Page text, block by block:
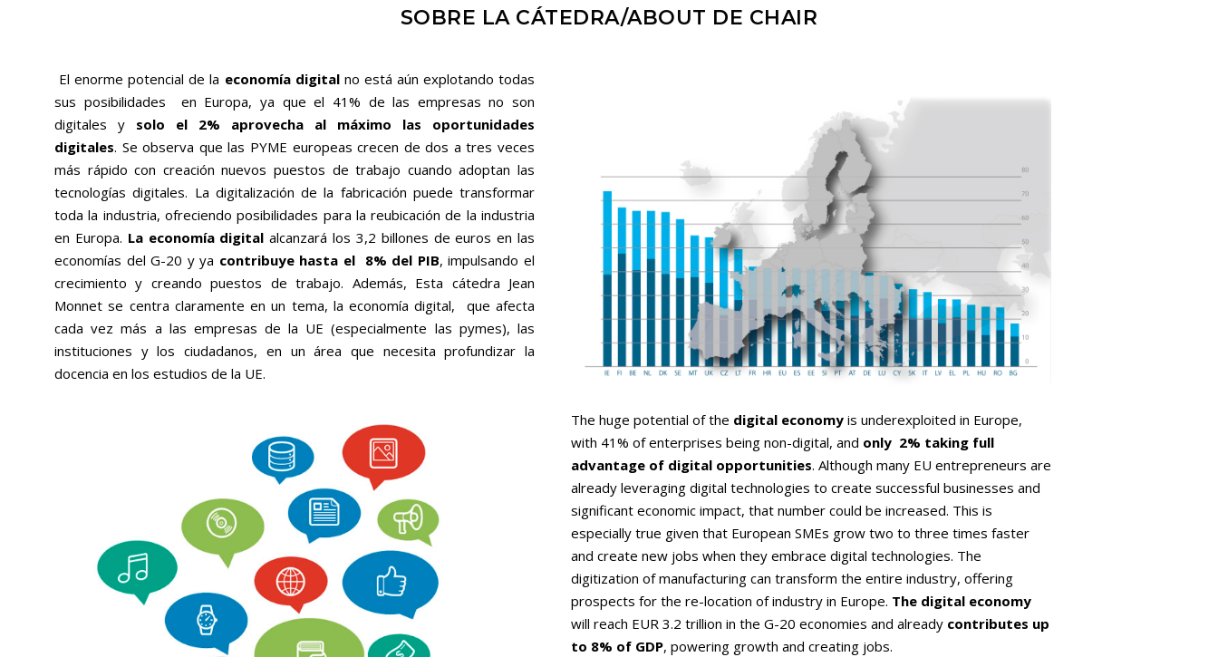
SOBRE LA CÁTEDRA/ABOUT DE CHAIR
El enorme potencial de la economía digitalno está aún explotando todas
sus posibilidades en Europa, ya que el 41% de las empresas no son
digitales y solo el 2% aprovecha al máximo las oportunidades
digitales. Se observa que las PYME europeas crecen de dos a tres veces
más rápido con creación nuevos puestos de trabajo cuando adoptan las
tecnologías digitales. La digitalización de la fabricación puede transformar
toda la industria, ofreciendo posibilidades para la reubicación de la industria
en Europa. La economía digital alcanzará los 3,2 billones de euros en las
economías del G-20 y ya contribuye hasta el 8% del PIB, impulsando el
crecimiento y creando puestos de trabajo. Además, Esta cátedra Jean
Monnet se centra claramente en un tema, la economía digital, que afecta
cada vez más a las empresas de la UE (especialmente las pymes), las
instituciones y los ciudadanos, en un área que necesita profundizar la
docencia en los estudios de la UE.
The huge potential of the digital economy is underexploited in Europe,
with 41% of enterprises being non-digital, and only 2% taking full
advantage of digital opportunities. Although many EU entrepreneurs are
already leveraging digital technologies to create successful businesses and
significant economic impact, that number could be increased. This is
especially true given that European SMEs grow two to three times faster
and create new jobs when they embrace digital technologies. The
digitization of manufacturing can transform the entire industry, offering
prospects for the re-location of industry in Europe. The digital economy
will reach EUR 3.2 trillion in the G-20 economies and already contributes up
to 8% of GDP, powering growth and creating jobs.